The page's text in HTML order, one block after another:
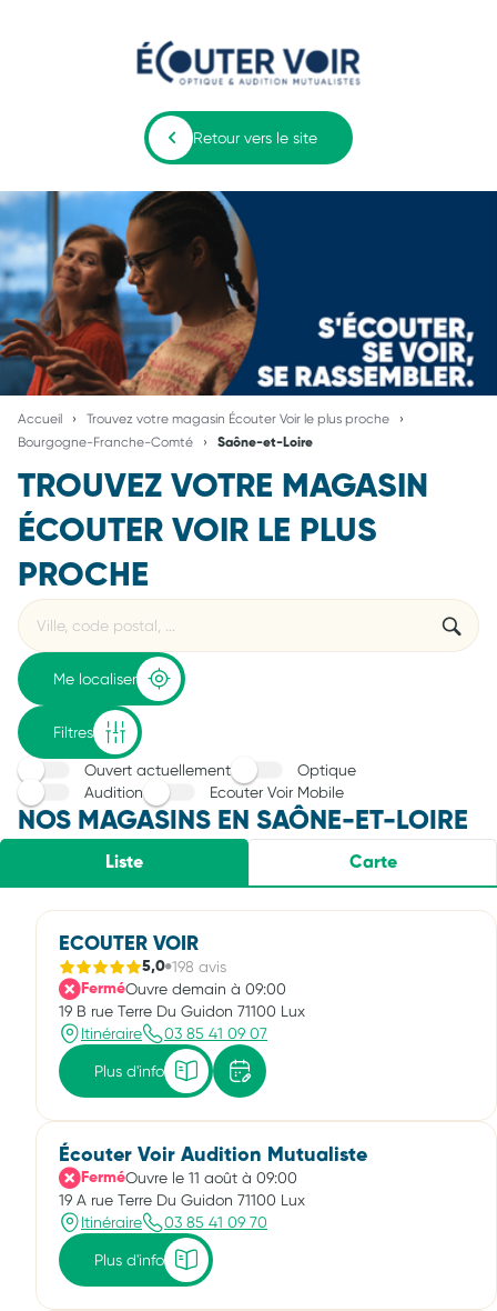
Retour vers le site
Accueil
Trouvez votre magasin Écouter Voir le plus proche
Bourgogne-Franche-Comté
Saône-et-Loire
TROUVEZ VOTRE MAGASIN
ÉCOUTER VOIR LE PLUS
PROCHE
Rechercher
établissement
Veuillez
renseigner
une
adresse
{{count}}
résultat(s)
trouvé(s)
Me localiser
Filtres
Ouvert actuellement
Optique
Audition
Ecouter Voir Mobile
NOS MAGASINS EN SAÔNE-ET-LOIRE
Liste Carte
ECOUTER VOIR
5,0 198 avis
FerméOuvre demain à 09:00
19 B rue Terre Du Guidon 71100 Lux
Itinéraire
03 85 41 09 07
Plus d'info
Écouter Voir Audition Mutualiste
FerméOuvre le 11 août à 09:00
19 A rue Terre Du Guidon 71100 Lux
Itinéraire
03 85 41 09 70
Plus d'info